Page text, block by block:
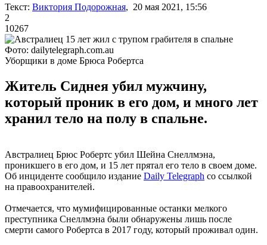
Текст: Виктория Подорожная, 20 мая 2021, 15:56
2
10267
Фото: dailytelegraph.com.au
Уборщики в доме Брюса Робертса
Житель Сиднея убил мужчину,
который проник в его дом, и много лет
хранил тело на полу в спальне.
Австралиец Брюс Робертс убил Шейна Снеллмэна,
проникшего в его дом, и 15 лет прятал его тело в своем доме.
Об инциденте сообщило издание Daily Telegraph со ссылкой
на правоохранителей.
Отмечается, что мумифицированные останки мелкого
преступника Снеллмэна были обнаружены лишь после
смерти самого Робертса в 2017 году, который проживал один.